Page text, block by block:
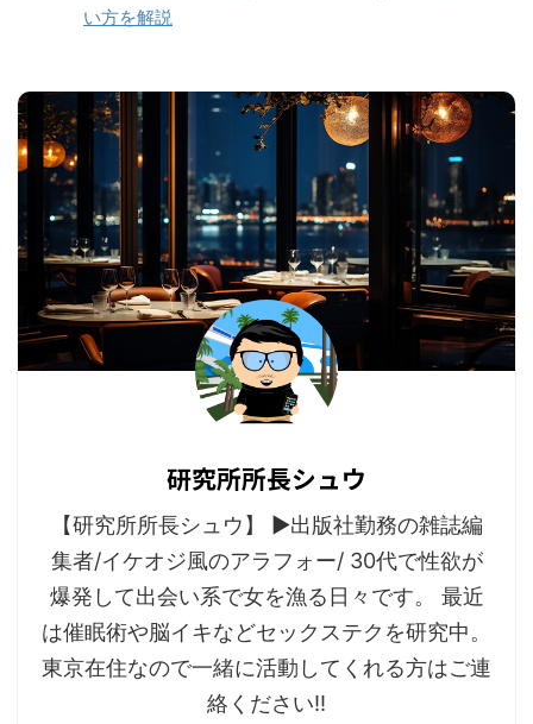
い方を解説
研究所所長シュウ
【研究所所長シュウ】 ▶︎出版社勤務の雑誌編
集者/イケオジ風のアラフォー/ 30代で性欲が
爆発して出会い系で女を漁る日々です。 最近
は催眠術や脳イキなどセックステクを研究中。
東京在住なので一緒に活動してくれる方はご連
絡ください!!